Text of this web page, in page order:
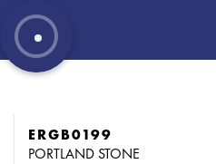
ERGB0199
PORTLAND STONE